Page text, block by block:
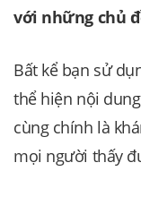
với những chủ
Bất kể bạn sử
thể hiện nội
cùng chính là
mọi người thấy